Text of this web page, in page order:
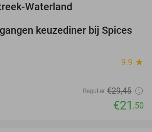
Waterland
27%
keuzediner bij Spices
9.9 star
Regulier €29,45
€21 ,50